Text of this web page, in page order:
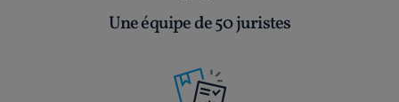
Une équipe de 50 juristes